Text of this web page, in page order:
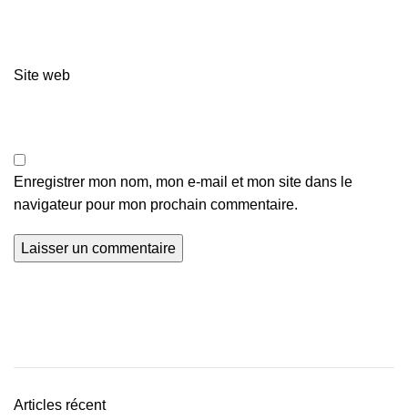
Site web
Enregistrer mon nom, mon e-mail et mon site dans le
navigateur pour mon prochain commentaire.
Articles récent